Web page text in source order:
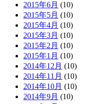
2015年6月 (10)
2015年5月 (10)
2015年4月 (10)
2015年3月 (10)
2015年2月 (10)
2015年1月 (10)
2014年12月 (10)
2014年11月 (10)
2014年10月 (10)
2014年9月 (10)